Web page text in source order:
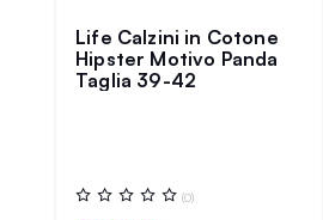
Life Calzini in Cotone
Hipster Motivo Panda
Taglia 39-42
Valutazione:
(0)